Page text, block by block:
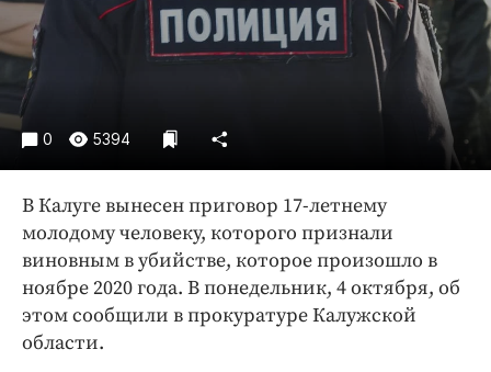
ПРОЕКТЫ
Медиаперсона
Интересное чтиво
Клиника года
Бренд года
Работодатель года
0 5394
В Калуге вынесен приговор 17-летнему
молодому человеку, которого признали
виновным в убийстве, которое произошло в
ноябре 2020 года. В понедельник, 4 октября, об
этом сообщили в прокуратуре Калужской
области.